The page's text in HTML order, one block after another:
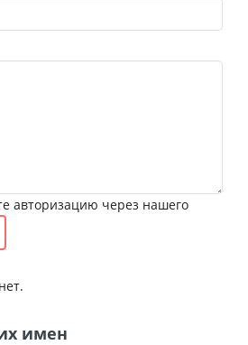
авторизацию через нашего
имен